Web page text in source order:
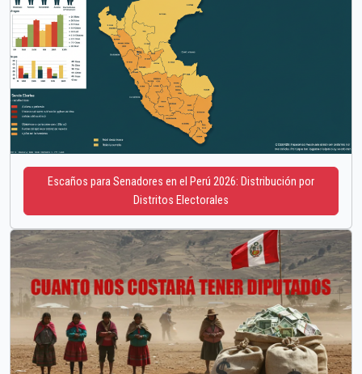
Escaños para Senadores en el Perú 2026: Distribución por
Distritos Electorales